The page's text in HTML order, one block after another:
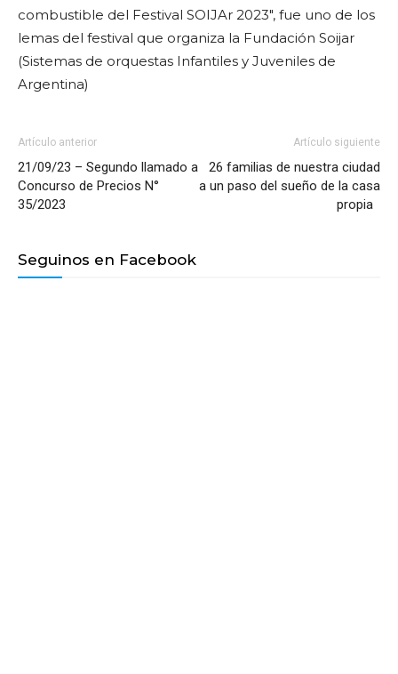
combustible del Festival SOIJAr 2023″, fue uno de los
lemas del festival que organiza la Fundación Soijar
(Sistemas de orquestas Infantiles y Juveniles de
Argentina)
Artículo anterior
21/09/23 – Segundo llamado a
Concurso de Precios N°
35/2023
Artículo siguiente
26 familias de nuestra ciudad
a un paso del sueño de la casa
propia
Seguinos en Facebook